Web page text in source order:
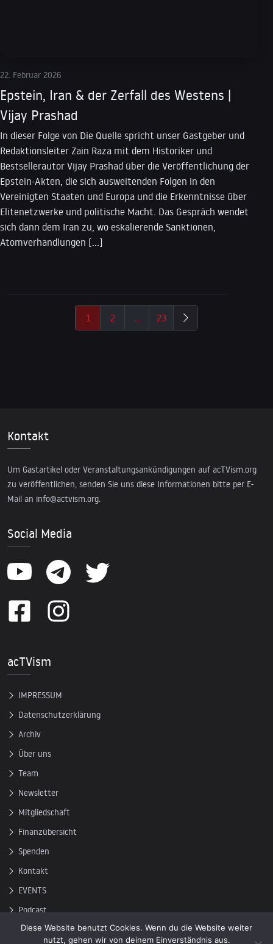
22. Februar 2026
Epstein, Iran & der Zerfall des Westens |
Vijay Prashad
In dieser Folge von Die Quelle spricht unser Gastgeber und
Redaktionsleiter Zain Raza mit dem Historiker und
Bestsellerautor Vijay Prashad über die Veröffentlichung der
Epstein-Akten, die sich ausweitenden Folgen in den
Vereinigten Staaten und Europa und die Erkenntnisse über
Elitenetzwerke und politische Macht. Das Gespräch wendet
sich dann dem Iran zu, wo eskalierende Sanktionen,
Atomverhandlungen […]
1 2 … 23
Kontakt
Um Gastartikel oder Veranstaltungsankündigungen auf acTVism.org
zu veröffentlichen, senden Sie uns diese Informationen bitte per E-
Mail an info@actvism.org.
Social Media
acTVism
IMPRESSUM
Datenschutzerklärung
Archiv
Über uns
Team
Newsletter
Mitgliedschaft
Finanzübersicht
Spenden
Kontakt
EVENTS
Podcast
Newsletter
Diese Website benutzt Cookies. Wenn du die Website weiter
nutzt, gehen wir von deinem Einverständnis aus.